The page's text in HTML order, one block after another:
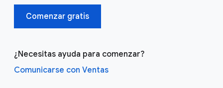
Comenzar gratis
¿Necesitas ayuda para comenzar?
Comunicarse con Ventas